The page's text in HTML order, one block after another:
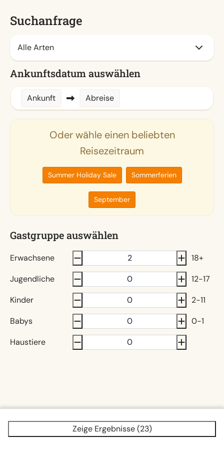
Suchanfrage
Ankunftsdatum auswählen
Ankunft Abreise
Oder wähle einen beliebten
Reisezeitraum
Summer Holiday Sale Sommerferien
September
Gastgruppe auswählen
Erwachsene
18+
Jugendliche
12-17
Kinder
2-11
Babys
0-1
Haustiere
Zeige Ergebnisse (23)